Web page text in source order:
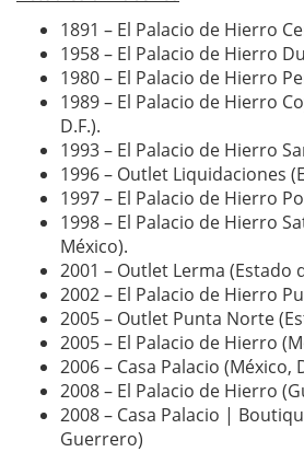
1891 – El Palacio de Hierro
1958 – El Palacio de Hierro
1980 – El Palacio de Hierro
1989 – El Palacio de Hierro
D.F.).
1993 – El Palacio de Hierro
1996 – Outlet Liquidaciones
1997 – El Palacio de Hierro
1998 – El Palacio de Hierro
México).
2001 – Outlet Lerma (Estado
2002 – El Palacio de Hierro
2005 – Outlet Punta Norte
2005 – El Palacio de Hierro
2006 – Casa Palacio (México,
2008 – El Palacio de Hierro
2008 – Casa Palacio |
Guerrero)